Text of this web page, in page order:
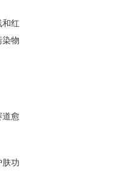
和红
染物
道愈
功